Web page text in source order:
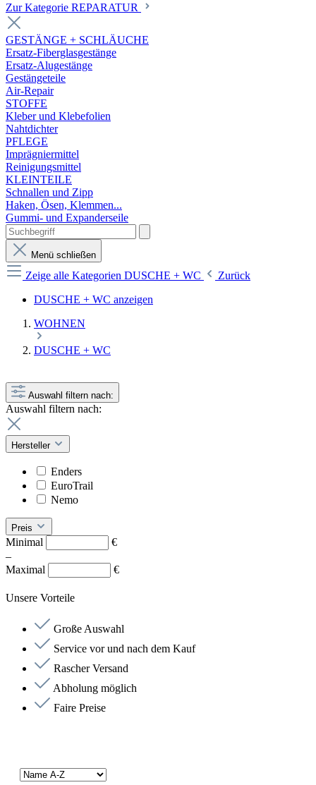
Zur Kategorie REPARATUR
GESTÄNGE + SCHLÄUCHE
Ersatz-Fiberglasgestänge
Ersatz-Alugestänge
Gestängeteile
Air-Repair
STOFFE
Kleber und Klebefolien
Nahtdichter
PFLEGE
Imprägniermittel
Reinigungsmittel
KLEINTEILE
Schnallen und Zipp
Haken, Ösen, Klemmen...
Gummi- und Expanderseile
Menü schließen
Zeige alle Kategorien DUSCHE + WC
Zurück
DUSCHE + WC anzeigen
WOHNEN
DUSCHE + WC
Auswahl filtern nach:
Auswahl filtern nach:
Hersteller
Enders
EuroTrail
Nemo
Preis
Minimal
€
–
Maximal
€
Unsere Vorteile
Große Auswahl
Service vor und nach dem Kauf
Rascher Versand
Abholung möglich
Faire Preise